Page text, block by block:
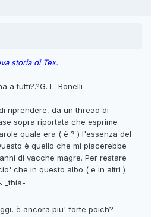
storia di Tex.
a tutti?.?G. L. Bonelli
riprendere, da un thread di
sopra riportata che esprime
quale era ( è ? ) l'essenza del
è quello che mi piacerebbe
di vacche magre. Per restare
che in questo albo ( e in altri )
_thia-
è ancora piu' forte poich?